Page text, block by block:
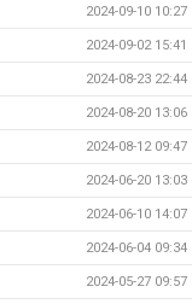
2024-09-10 10:27
2024-09-02 15:41
2024-08-23 22:44
2024-08-20 13:06
2024-08-12 09:47
2024-06-20 13:03
2024-06-10 14:07
2024-06-04 09:34
2024-05-27 09:57